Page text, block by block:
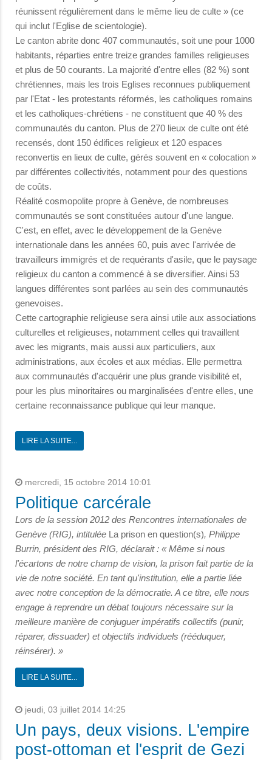
réunissent régulièrement dans le même lieu de culte » (ce
qui inclut l'Eglise de scientologie).
Le canton abrite donc 407 communautés, soit une pour 1000
habitants, réparties entre treize grandes familles religieuses
et plus de 50 courants. La majorité d'entre elles (82 %) sont
chrétiennes, mais les trois Eglises reconnues publiquement
par l'Etat - les protestants réformés, les catholiques romains
et les catholiques-chrétiens - ne constituent que 40 % des
communautés du canton. Plus de 270 lieux de culte ont été
recensés, dont 150 édifices religieux et 120 espaces
reconvertis en lieux de culte, gérés souvent en « colocation »
par différentes collectivités, notamment pour des questions
de coûts.
Réalité cosmopolite propre à Genève, de nombreuses
communautés se sont constituées autour d'une langue.
C'est, en effet, avec le développement de la Genève
internationale dans les années 60, puis avec l'arrivée de
travailleurs immigrés et de requérants d'asile, que le paysage
religieux du canton a commencé à se diversifier. Ainsi 53
langues différentes sont parlées au sein des communautés
genevoises.
Cette cartographie religieuse sera ainsi utile aux associations
culturelles et religieuses, notamment celles qui travaillent
avec les migrants, mais aussi aux particuliers, aux
administrations, aux écoles et aux médias. Elle permettra
aux communautés d'acquérir une plus grande visibilité et,
pour les plus minoritaires ou marginalisées d'entre elles, une
certaine reconnaissance publique qui leur manque.
LIRE LA SUITE...
mercredi, 15 octobre 2014 10:01
Politique carcérale
Lors de la session 2012 des Rencontres internationales de
Genève (RIG), intitulée La prison en question(s), Philippe
Burrin, président des RIG, déclarait : « Même si nous
l'écartons de notre champ de vision, la prison fait partie de la
vie de notre société. En tant qu'institution, elle a partie liée
avec notre conception de la démocratie. A ce titre, elle nous
engage à reprendre un débat toujours nécessaire sur la
meilleure manière de conjuguer impératifs collectifs (punir,
réparer, dissuader) et objectifs individuels (rééduquer,
réinsérer). »
LIRE LA SUITE...
jeudi, 03 juillet 2014 14:25
Un pays, deux visions. L'empire
post-ottoman et l'esprit de Gezi